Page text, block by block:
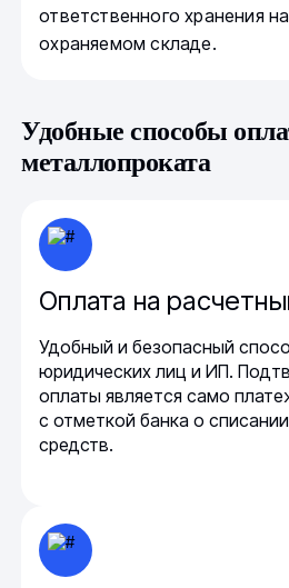
ответственного хранения
охраняемом складе.
Удобные способы
металлопроката
Оплата на
Удобный и безопасный
юридических лиц и ИП.
оплаты является само
с отметкой банка о
средств.